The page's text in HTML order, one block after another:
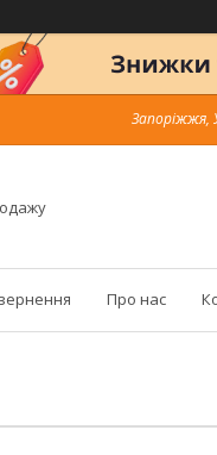
Запоріжжя,
Про нас